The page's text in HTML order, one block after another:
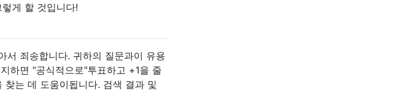
게 할 것입니다!
죄송합니다. 귀하의 질문과이 유용
하면 "공식적으로"투표하고 +1을 줄
는 데 도움이됩니다. 검색 결과 및